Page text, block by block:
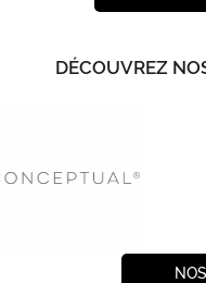
DÉCOUVREZ